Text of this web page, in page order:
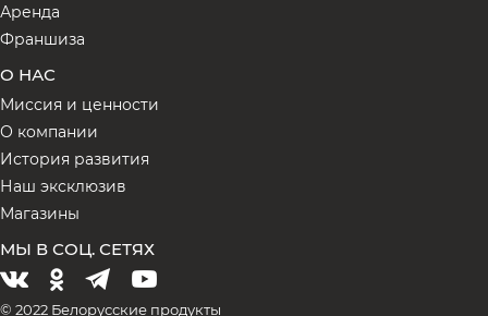
Аренда
Франшиза
О НАС
Миссия и ценности
О компании
История развития
Наш эксклюзив
Магазины
МЫ В СОЦ. СЕТЯХ
© 2022 Белорусские продукты